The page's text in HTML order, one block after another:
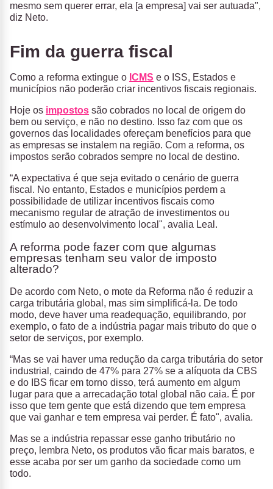
mesmo sem querer errar, ela [a empresa] vai ser autuada",
diz Neto.
Fim da guerra fiscal
Como a reforma extingue o ICMS e o ISS, Estados e
municípios não poderão criar incentivos fiscais regionais.
Hoje os impostos são cobrados no local de origem do
bem ou serviço, e não no destino. Isso faz com que os
governos das localidades ofereçam benefícios para que
as empresas se instalem na região. Com a reforma, os
impostos serão cobrados sempre no local de destino.
“A expectativa é que seja evitado o cenário de guerra
fiscal. No entanto, Estados e municípios perdem a
possibilidade de utilizar incentivos fiscais como
mecanismo regular de atração de investimentos ou
estímulo ao desenvolvimento local", avalia Leal.
A reforma pode fazer com que algumas
empresas tenham seu valor de imposto
alterado?
De acordo com Neto, o mote da Reforma não é reduzir a
carga tributária global, mas sim simplificá-la. De todo
modo, deve haver uma readequação, equilibrando, por
exemplo, o fato de a indústria pagar mais tributo do que o
setor de serviços, por exemplo.
“Mas se vai haver uma redução da carga tributária do setor
industrial, caindo de 47% para 27% se a alíquota da CBS
e do IBS ficar em torno disso, terá aumento em algum
lugar para que a arrecadação total global não caia. É por
isso que tem gente que está dizendo que tem empresa
que vai ganhar e tem empresa vai perder. É fato", avalia.
Mas se a indústria repassar esse ganho tributário no
preço, lembra Neto, os produtos vão ficar mais baratos, e
esse acaba por ser um ganho da sociedade como um
todo.